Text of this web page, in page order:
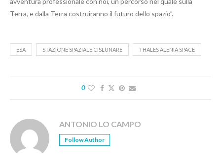
Terra, e dalla Terra costruiranno il futuro dello spazio”.
ESA STAZIONE SPAZIALE CISLUNARE THALES ALENIA SPACE
0
ANTONIO LO CAMPO
Follow Author